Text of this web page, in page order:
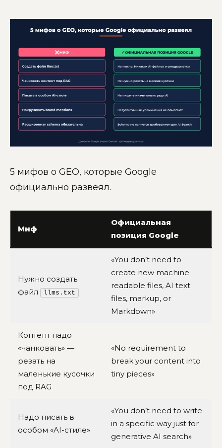
5 мифов о GEO, которые Google
официально развеял.
Миф
Официальная
позиция Google
Нужно создать
файл
llms.txt
«You don’t need to
create new machine
readable files, AI text
files, markup, or
Markdown»
Контент надо
«чанковать» —
резать на
маленькие кусочки
под RAG
«No requirement to
break your content into
tiny pieces»
Надо писать в
особом «AI-стиле»
«You don’t need to write
in a specific way just for
generative AI search»